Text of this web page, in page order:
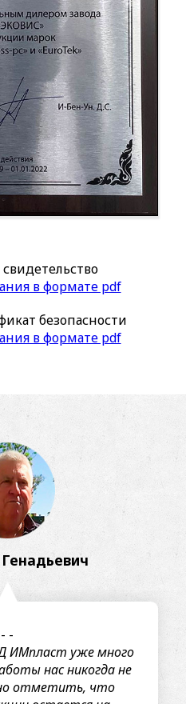
в формате pdf
безопасности
в формате pdf
- -
ИМпласт уже много
нас никогда не
отметить, что